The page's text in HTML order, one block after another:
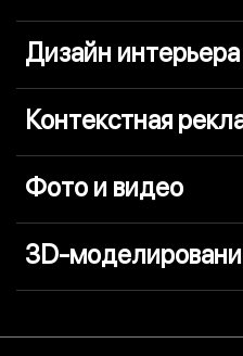
Дизайн интерьера
Контекстная
Фото и видео
3D-